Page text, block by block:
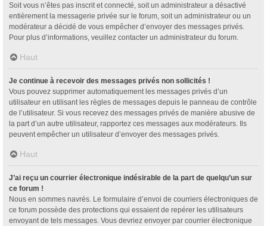
Soit vous n’êtes pas inscrit et connecté, soit un administrateur a désactivé
entièrement la messagerie privée sur le forum, soit un administrateur ou un
modérateur a décidé de vous empêcher d’envoyer des messages privés.
Pour plus d’informations, veuillez contacter un administrateur du forum.
Haut
Je continue à recevoir des messages privés non sollicités !
Vous pouvez supprimer automatiquement les messages privés d’un
utilisateur en utilisant les règles de messages depuis le panneau de contrôle
de l’utilisateur. Si vous recevez des messages privés de manière abusive de
la part d’un autre utilisateur, rapportez ces messages aux modérateurs. Ils
peuvent empêcher un utilisateur d’envoyer des messages privés.
Haut
J’ai reçu un courrier électronique indésirable de la part de quelqu’un sur
ce forum !
Nous en sommes navrés. Le formulaire d’envoi de courriers électroniques de
ce forum possède des protections qui essaient de repérer les utilisateurs
envoyant de tels messages. Vous devriez envoyer par courrier électronique